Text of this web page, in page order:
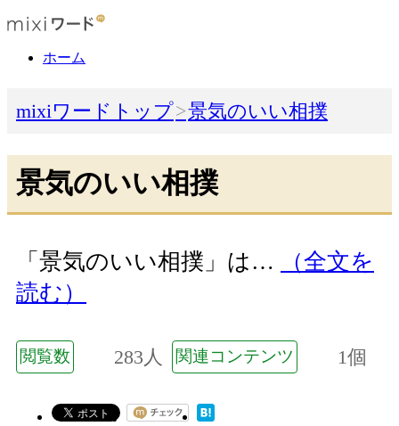
ホーム
mixiワードトップ 景気のいい相撲
景気のいい相撲
「景気のいい相撲」は…
（全文を
読む）
閲覧数 283人 関連コンテンツ 1個